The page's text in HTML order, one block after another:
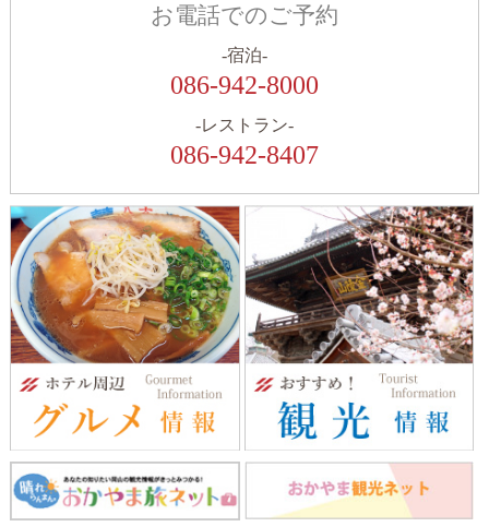
お電話でのご予約
-宿泊-
086-942-8000
-レストラン-
086-942-8407